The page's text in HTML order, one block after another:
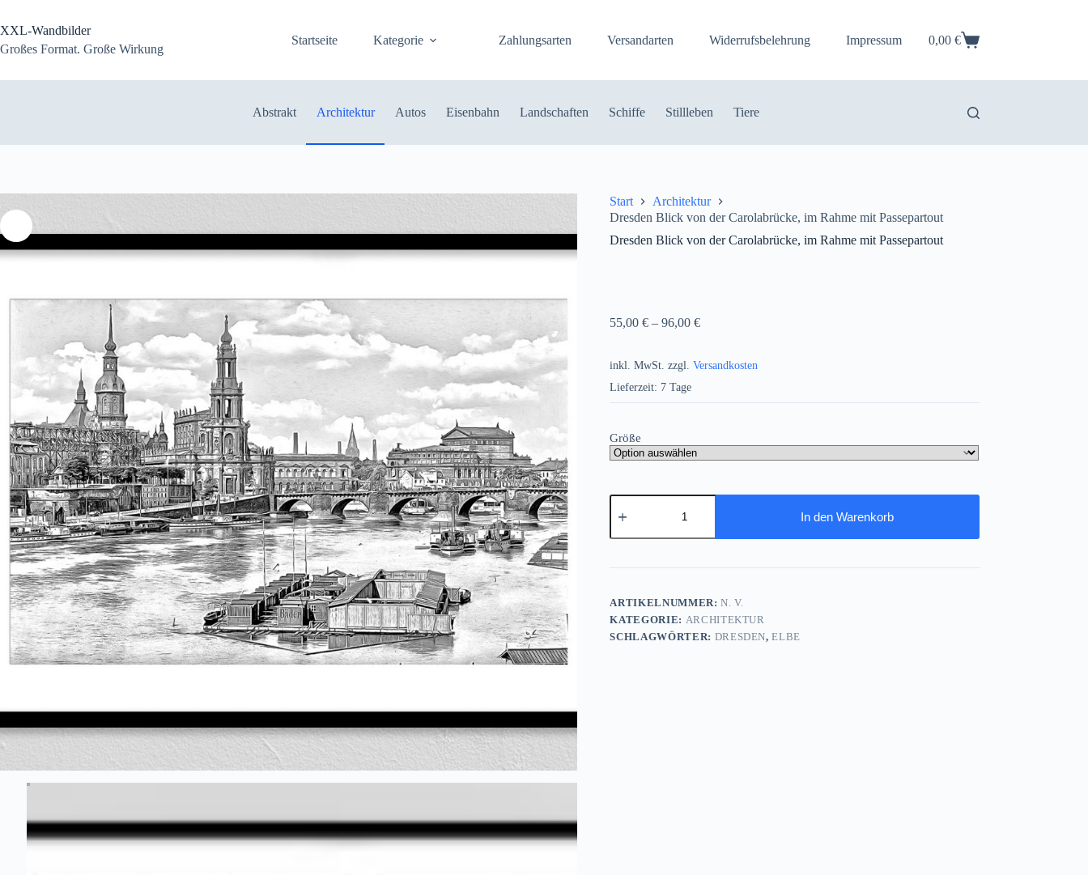
springen
XXL-Wandbilder
Großes Format. Große Wirkung
Startseite Kategorie Zahlungsarten Versandarten Widerrufsbelehrung Impressum Warenkorb
0,00 €
Abstrakt Architektur Autos Eisenbahn Landschaften Schiffe Stillleben Tiere
Start
Architektur
Dresden Blick von der Carolabrücke, im Rahme mit Passepartout
Dresden Blick von der Carolabrücke, im Rahme mit Passepartout
55,00€ –96,00€
inkl. MwSt. zzgl.Versandkosten
Lieferzeit: 7 Tage
Größe
Dresden
Blick
der
im
mit
Passepartout
Menge
In den Warenkorb
ARTIKELNUMMER:N. V.
KATEGORIE: ARCHITEKTUR
SCHLAGWÖRTER: DRESDEN,ELBE